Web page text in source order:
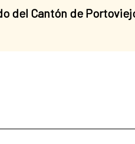
del Cantón de